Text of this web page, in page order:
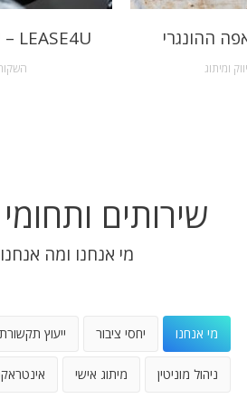
LEASE4U – יחסי ציבור רכב ההונגרי
ומיתוג
שירותים
מי אנחנו ומה
מי אנחנו יחסי ציבור ייעוץ
ניהול מוניטין מיתוג אישי